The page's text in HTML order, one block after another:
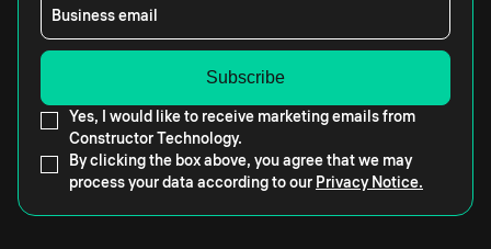
Business email
Yes, I would like to receive marketing emails from
Constructor Technology.
By clicking the box above, you agree that we may
process your data according to our Privacy Notice.